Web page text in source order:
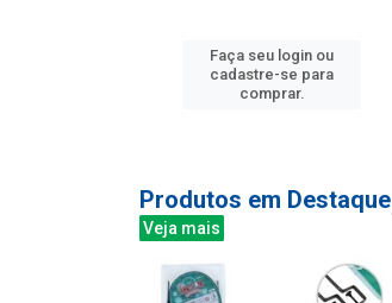
Faça seu login ou
cadastre-se para
comprar.
Produtos em Destaque
Veja mais